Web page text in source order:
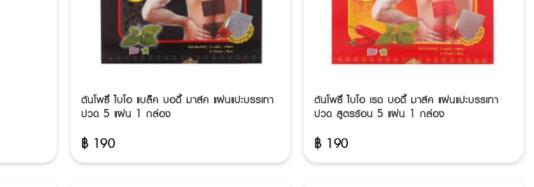
ต้นโพธิ์ ไบโอ แบล็ค บอดี้ มาส์ค แผ่นแปะบรรเทา
ปวด 5 แผ่น 1 กล่อง
฿ 190
ต้นโพธิ์ ไบโอ เรด บอดี้ มาส์ค แผ่นแปะบรรเทา
ปวด สูตรร้อน 5 แผ่น 1 กล่อง
฿ 190